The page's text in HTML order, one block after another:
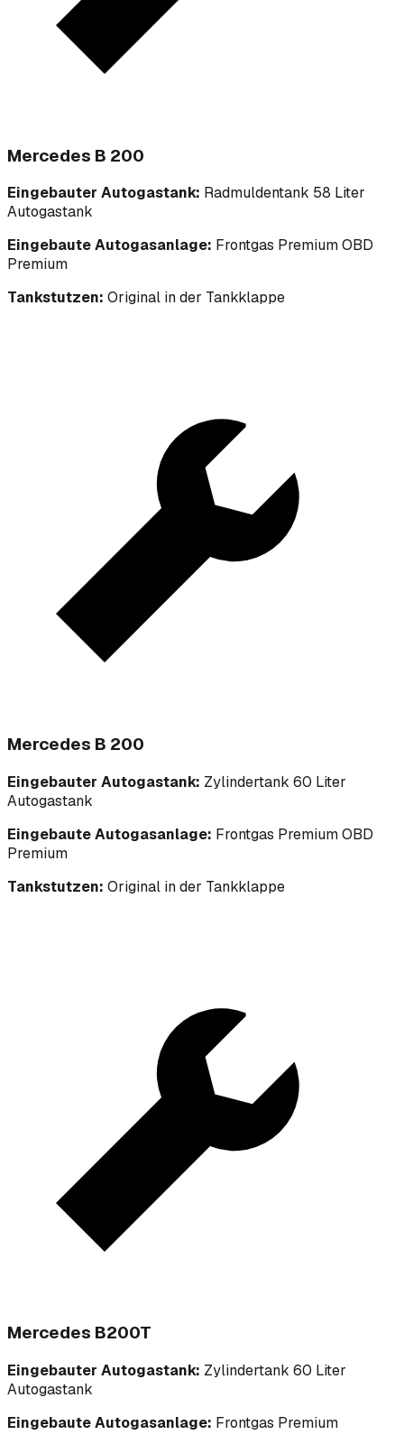
Mercedes B 200
Eingebauter Autogastank: Radmuldentank 58 Liter
Autogastank
Eingebaute Autogasanlage: Frontgas Premium OBD
Premium
Tankstutzen: Original in der Tankklappe
Mercedes B 200
Eingebauter Autogastank: Zylindertank 60 Liter
Autogastank
Eingebaute Autogasanlage: Frontgas Premium OBD
Premium
Tankstutzen: Original in der Tankklappe
Mercedes B200T
Eingebauter Autogastank: Zylindertank 60 Liter
Autogastank
Eingebaute Autogasanlage: Frontgas Premium